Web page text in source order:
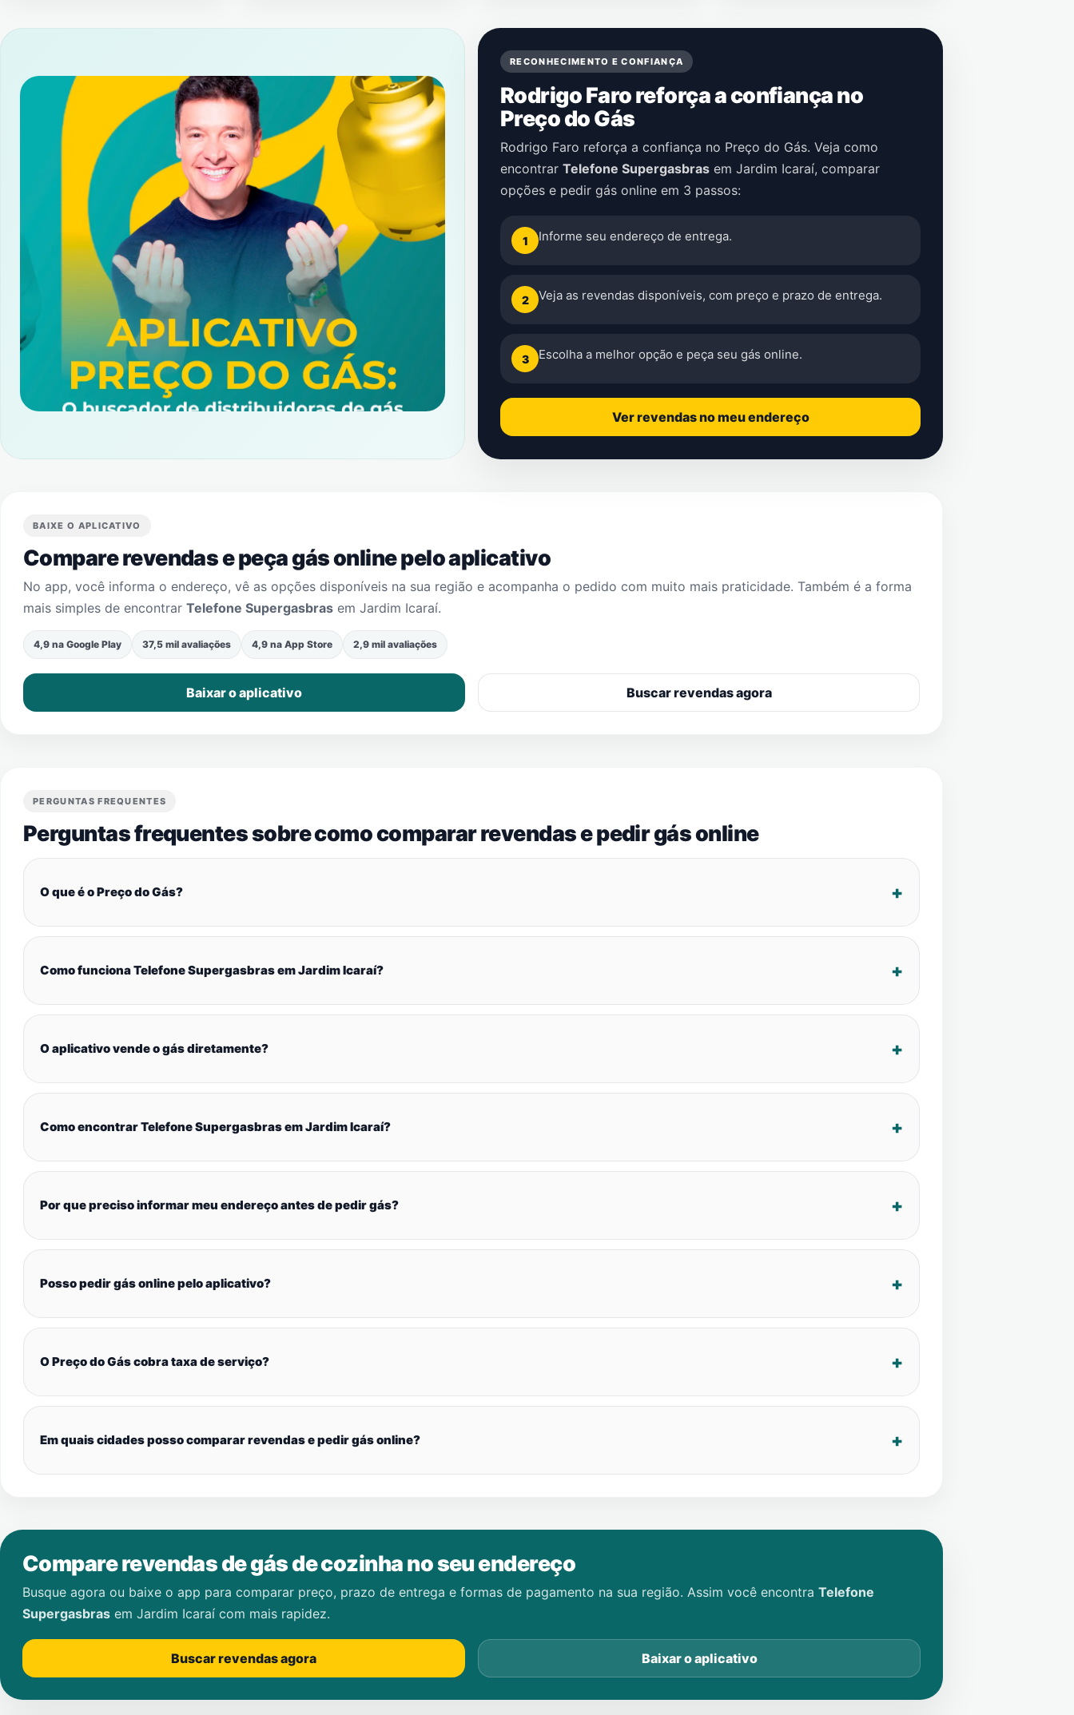
RECONHECIMENTO E CONFIANÇA
Rodrigo Faro reforça a confiança no
Preço do Gás
Rodrigo Faro reforça a confiança no Preço do Gás. Veja como
encontrar Telefone Supergasbras em Jardim Icaraí, comparar
opções e pedir gás online em 3 passos:
1 Informe seu endereço de entrega.
2 Veja as revendas disponíveis, com preço e prazo de entrega.
3 Escolha a melhor opção e peça seu gás online.
Ver revendas no meu endereço
BAIXE O APLICATIVO
Compare revendas e peça gás online pelo aplicativo
No app, você informa o endereço, vê as opções disponíveis na sua região e acompanha o pedido com muito mais praticidade. Também é a forma
mais simples de encontrar Telefone Supergasbras em Jardim Icaraí.
4,9 na Google Play 37,5 mil avaliações 4,9 na App Store 2,9 mil avaliações
Baixar o aplicativo Buscar revendas agora
PERGUNTAS FREQUENTES
Perguntas frequentes sobre como comparar revendas e pedir gás online
O que é o Preço do Gás?
Como funciona Telefone Supergasbras em Jardim Icaraí?
O aplicativo vende o gás diretamente?
Como encontrar Telefone Supergasbras em Jardim Icaraí?
Por que preciso informar meu endereço antes de pedir gás?
Posso pedir gás online pelo aplicativo?
O Preço do Gás cobra taxa de serviço?
Em quais cidades posso comparar revendas e pedir gás online?
Compare revendas de gás de cozinha no seu endereço
Busque agora ou baixe o app para comparar preço, prazo de entrega e formas de pagamento na sua região. Assim você encontra Telefone
Supergasbras em Jardim Icaraí com mais rapidez.
Buscar revendas agora Baixar o aplicativo